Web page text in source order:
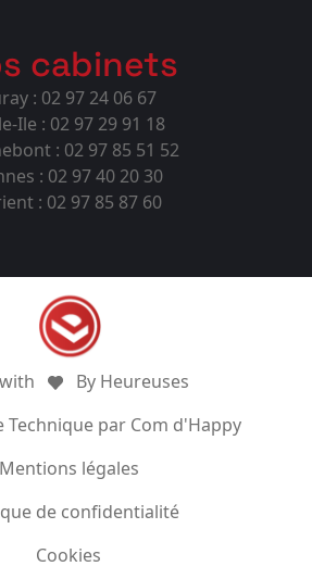
cabinets
: 02 97 24 06 67
Ile : 02 97 29 91 18
: 02 97 85 51 52
: 02 97 40 20 30
: 02 97 85 87 60
By Heureuses
Technique par Com d'Happy
Mentions légales
de confidentialité
Cookies